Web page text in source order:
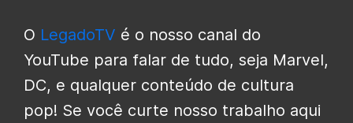
O LegadoTV é o nosso canal do
YouTube para falar de tudo, seja Marvel,
DC, e qualquer conteúdo de cultura
pop! Se você curte nosso trabalho aqui